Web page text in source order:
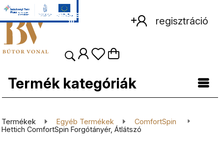
regisztráció
Termék kategóriák
Termékek Egyéb Termékek
ComfortSpin
Hettich ComfortSpin Forgótányér, Átlátszó